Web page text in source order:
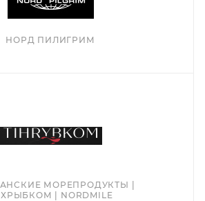
НОРД ПИЛИГРИМ
МОРЕПРОДУКТЫ |
| NORDMILE